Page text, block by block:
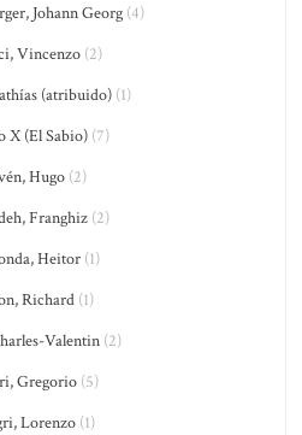
Johann Georg (4)
Vincenzo(2)
(atribuido) (1)
X (El Sabio) (7)
Hugo (2)
Franghiz (2)
Heitor (1)
Richard(1)
Valentin (2)
Gregorio (5)
Lorenzo (1)